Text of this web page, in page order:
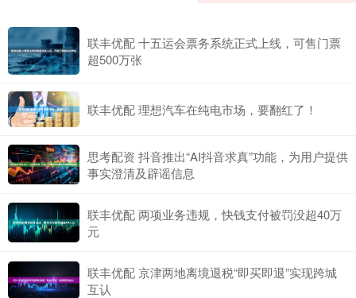
联丰优配 十五运会票务系统正式上线，可售门票
超500万张
联丰优配 理想汽车在纯电市场，要翻红了！
思考配资 抖音推出“AI抖音求真”功能，为用户提供
事实澄清及辟谣信息
联丰优配 两项业务违规，快钱支付被罚没超40万
元
联丰优配 京津两地离境退税“即买即退”实现跨城
互认